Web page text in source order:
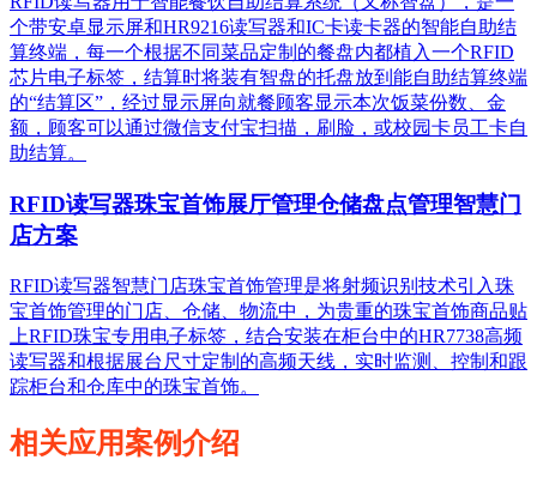
个带安卓显示屏和HR9216读写器和IC卡读卡器的智能自助结
算终端，每一个根据不同菜品定制的餐盘内都植入一个RFID
芯片电子标签，结算时将装有智盘的托盘放到能自助结算终端
的“结算区”，经过显示屏向就餐顾客显示本次饭菜份数、金
额，顾客可以通过微信支付宝扫描，刷脸，或校园卡员工卡自
助结算。
RFID读写器珠宝首饰展厅管理仓储盘点管理智慧门
店方案
RFID读写器智慧门店珠宝首饰管理是将射频识别技术引入珠
宝首饰管理的门店、仓储、物流中，为贵重的珠宝首饰商品贴
上RFID珠宝专用电子标签，结合安装在柜台中的HR7738高频
读写器和根据展台尺寸定制的高频天线，实时监测、控制和跟
踪柜台和仓库中的珠宝首饰。
相关应用案例介绍